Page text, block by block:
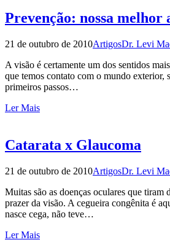
Prevenção: nossa melhor
21 de outubro de 2010ArtigosDr. Levi
A visão é certamente um dos sentidos
que temos contato com o mundo exterior,
primeiros passos…
Ler Mais
Catarata x Glaucoma
21 de outubro de 2010ArtigosDr. Levi
Muitas são as doenças oculares que tiram
prazer da visão. A cegueira congênita é
nasce cega, não teve…
Ler Mais